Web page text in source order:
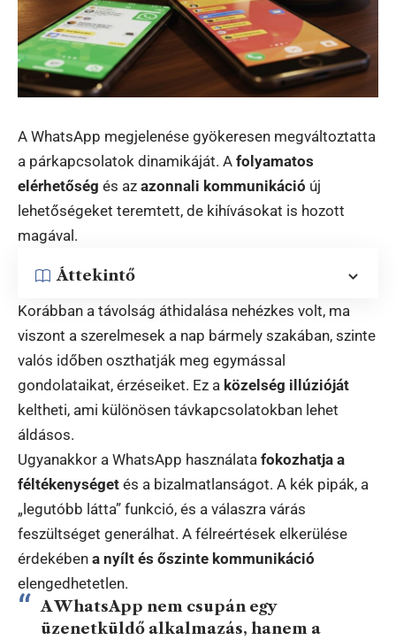
A WhatsApp megjelenése gyökeresen megváltoztatta
a párkapcsolatok dinamikáját. A folyamatos
elérhetőség és az azonnali kommunikáció új
lehetőségeket teremtett, de kihívásokat is hozott
magával.
Áttekintő
Korábban a távolság áthidalása nehézkes volt, ma
viszont a szerelmesek a nap bármely szakában, szinte
valós időben oszthatják meg egymással
gondolataikat, érzéseiket. Ez a közelség illúzióját
keltheti, ami különösen távkapcsolatokban lehet
áldásos.
Ugyanakkor a WhatsApp használata fokozhatja a
féltékenységet és a bizalmatlanságot. A kék pipák, a
„legutóbb látta” funkció, és a válaszra várás
feszültséget generálhat. A félreértések elkerülése
érdekében a nyílt és őszinte kommunikáció
elengedhetetlen.
A WhatsApp nem csupán egy
üzenetküldő alkalmazás, hanem a